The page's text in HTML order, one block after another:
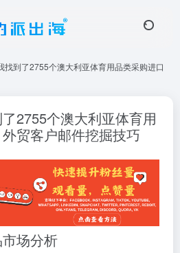
找到了2755个澳大利亚体育用品类采购进口
2755个澳大利亚体育用
贸客户邮件挖掘技巧
场分析